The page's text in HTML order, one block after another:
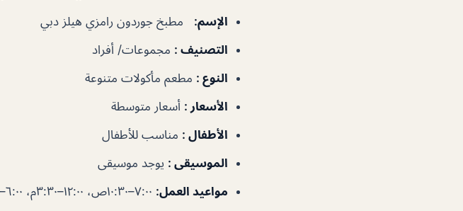
الإسم:
مطبخ جوردون رامزي هيلز دبي
التصنيف : مجموعات/ أفراد
النوع : مطعم مأكولات متنوعة
الأسعار : أسعار متوسطة
الأطفال : مناسب للأطفال
الموسيقى : يوجد موسيقى
مواعيد العمل: